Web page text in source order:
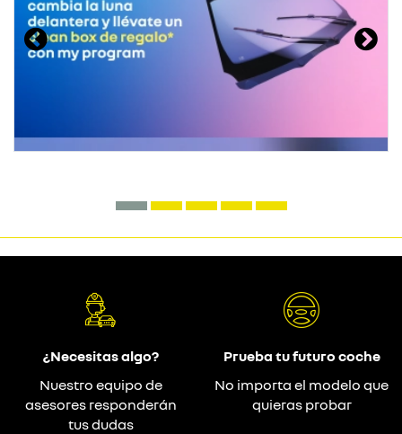
¿Necesitas algo?
Nuestro equipo de
asesores responderán
tus dudas
Prueba tu futuro coche
No importa el modelo que
quieras probar